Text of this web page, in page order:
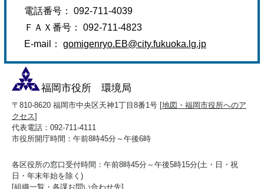
電話番号： 092-711-4039
ＦＡＸ番号： 092-711-4823
E-mail：gomigenryo.EB@city.fukuoka.lg.jp
福岡市役所 環境局
〒810-8620 福岡市中央区天神1丁目8番1号 [地図・福岡市役所へのア
クセス]
代表電話：092-711-4111
市役所開庁時間：午前8時45分～午後6時
各区役所の窓口受付時間：午前8時45分～午後5時15分(土・日・祝
日・年末年始を除く)
[組織一覧・各課お問い合わせ先]